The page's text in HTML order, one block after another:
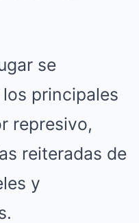
se
principales
represivo,
reiteradas de
y